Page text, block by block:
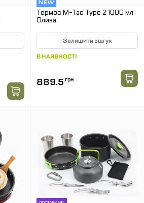
Термос M-Tac Type 2 1000 мл.
Олива
Залишити відгук
В НАЯВНОСТІ
889.5 грн